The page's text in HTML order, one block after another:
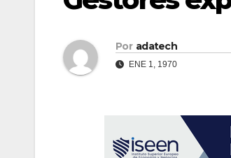
Por adatech
ENE 1, 1970